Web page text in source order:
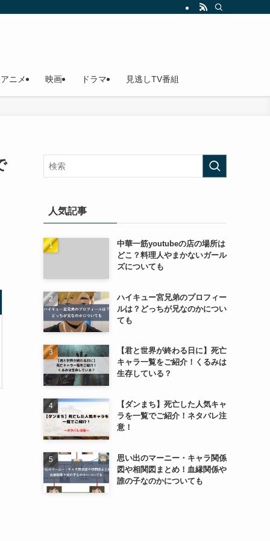
アニメ 映画 ドラマ 見逃しTV番組
人気記事
中華一筋youtubeの店の場所は
どこ？料理人やまかないガール
ズについても
ハイキュー宮兄弟のプロフィー
ルは？どっちが兄なのかについ
ても
【君と世界が終わる日に】死亡
キャラ一覧をご紹介！くるみは
生存している？
【ダンまち】死亡した人気キャ
ラを一覧でご紹介！ネタバレ注
意！
思い出のマーニー・キャラ関係
図や相関図まとめ！血縁関係や
誰の子なのかについても